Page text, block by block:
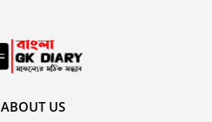
ABOUT US